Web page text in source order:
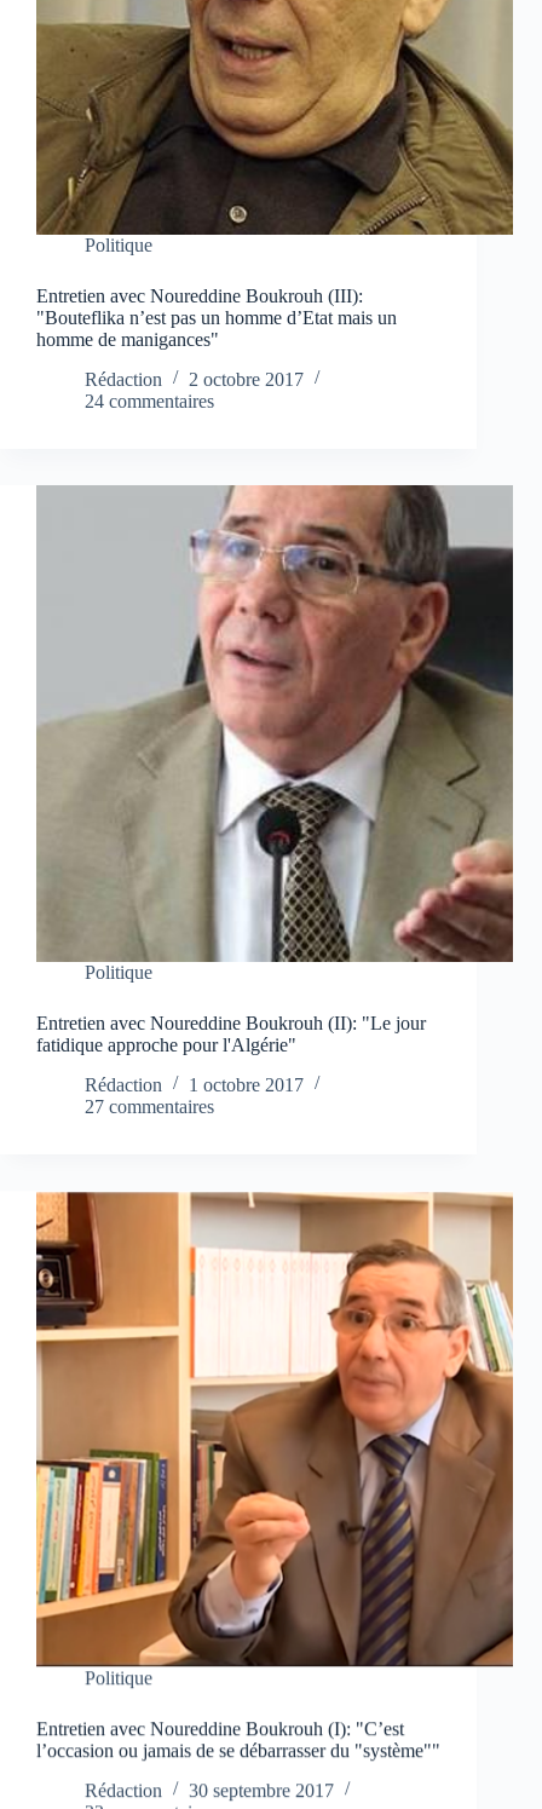
Politique
Entretien avec Noureddine Boukrouh (III):
"Bouteflika n’est pas un homme d’Etat mais un
homme de manigances"
Rédaction
2 octobre 2017
24 commentaires
Politique
Entretien avec Noureddine Boukrouh (II): "Le jour
fatidique approche pour l'Algérie"
Rédaction
1 octobre 2017
27 commentaires
Politique
Entretien avec Noureddine Boukrouh (I): "C’est
l’occasion ou jamais de se débarrasser du "système""
Rédaction
30 septembre 2017